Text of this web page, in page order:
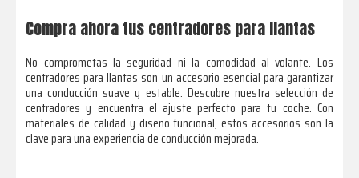
Compra ahora tus centradores para llantas
No comprometas la seguridad ni la comodidad al volante. Los
centradores para llantas son un accesorio esencial para garantizar
una conducción suave y estable. Descubre nuestra selección de
centradores y encuentra el ajuste perfecto para tu coche. Con
materiales de calidad y diseño funcional, estos accesorios son la
clave para una experiencia de conducción mejorada.